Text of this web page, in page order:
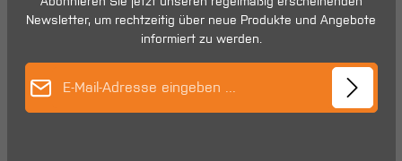
Newsletter, um rechtzeitig über neue Produkte und Angebote
informiert zu werden.